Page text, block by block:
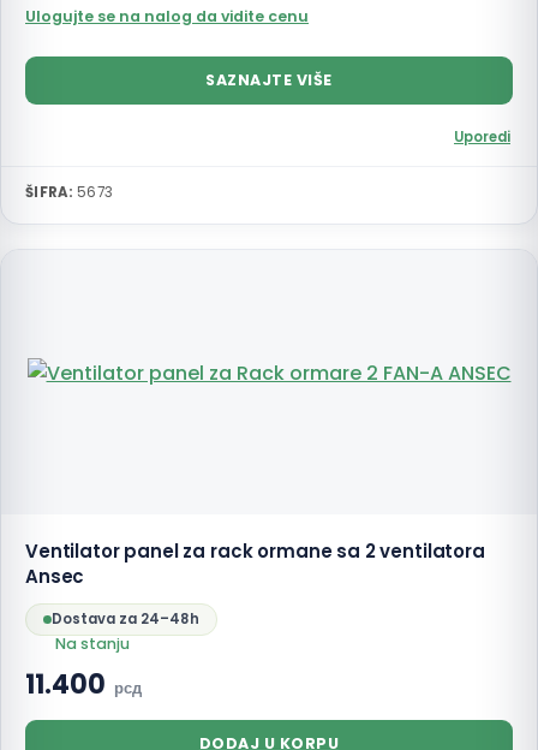
Ulogujte se na nalog da vidite cenu
SAZNAJTE VIŠE
Uporedi
ŠIFRA: 5673
Ventilator panel za rack ormane sa 2 ventilatora
Ansec
Dostava za 24–48h
Na stanju
11.400 рсд
DODAJ U KORPU